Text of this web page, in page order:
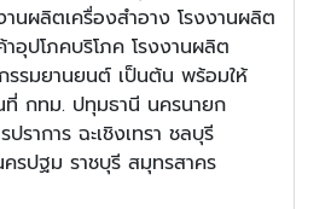
นผลิตเครื่องสำอาง โรงงานผลิต
อุปโภคบริโภค โรงงานผลิต
รรมยานยนต์ เป็นต้น พร้อมให้
ที่ กทม. ปทุมธานี นครนายก
ราการ ฉะเชิงเทรา ชลบุรี
รปฐม ราชบุรี สมุทรสาคร